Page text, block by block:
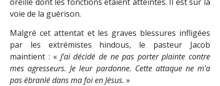
voie de la guérison.
Malgré cet attentat et les graves blessures infligées
par les extrémistes hindous, le pasteur Jacob
maintient : « J’ai décidé de ne pas porter plainte contre
mes agresseurs. Je leur pardonne. Cette attaque ne m’a
pas ébranlé dans ma foi en Jésus. »